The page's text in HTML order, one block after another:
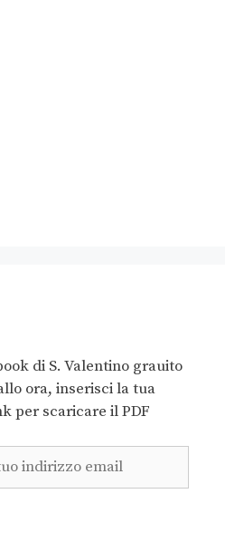
di S. Valentino grauito
ora, inserisci la tua
per scaricare il PDF